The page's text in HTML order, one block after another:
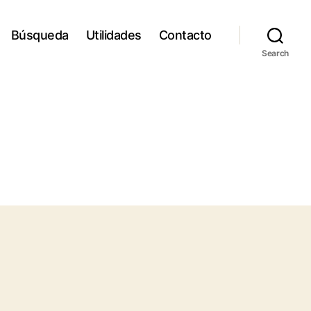
Búsqueda Utilidades Contacto
Search